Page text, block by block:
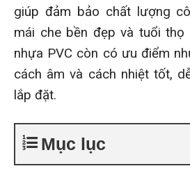
giúp đảm bảo chất lượng
mái che bền đẹp và tuổi thọ
nhựa PVC còn có ưu điểm
cách âm và cách nhiệt tốt,
lắp đặt.
Mục lục